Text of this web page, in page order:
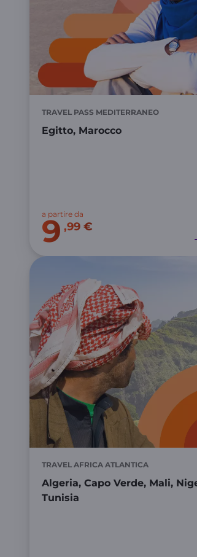
TRAVEL PASS MEDITERRANEO
Egitto, Marocco
a partire da
9 ,99 €
TRAVEL AFRICA ATLANTICA
Algeria, Capo Verde, Mali,
Tunisia